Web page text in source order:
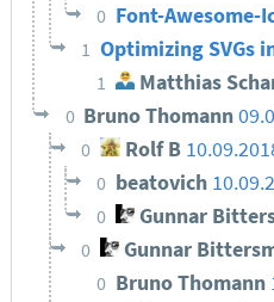
0 Font-Awesome-
1 Optimizing SVGs
1 Matthias
0 Bruno Thomann
0 Rolf B
0 beatovich
0 Gunnar
0 Gunnar
0 Bruno Thomann